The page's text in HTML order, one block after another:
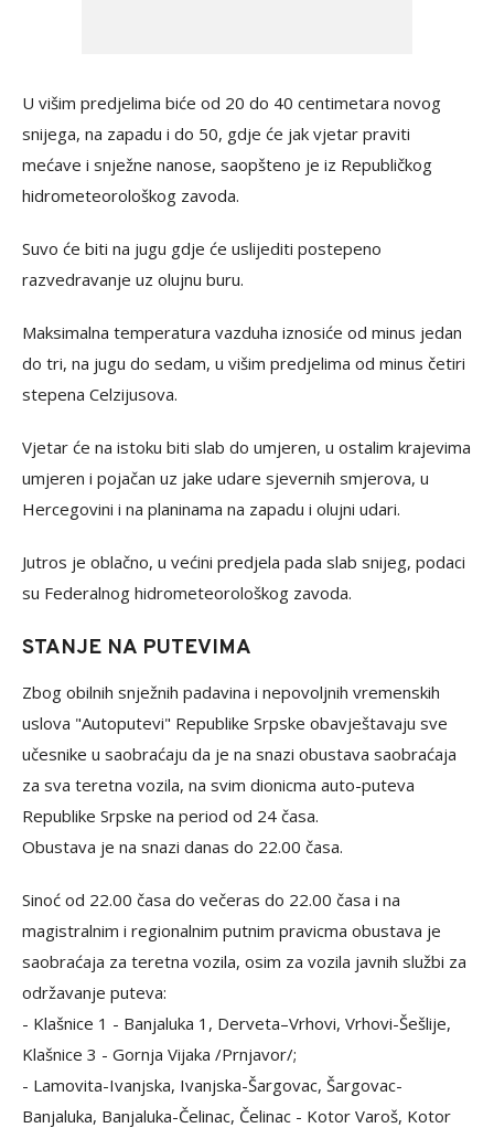
U višim predjelima biće od 20 do 40 centimetara novog
snijega, na zapadu i do 50, gdje će jak vjetar praviti
mećave i snježne nanose, saopšteno je iz Republičkog
hidrometeorološkog zavoda.
Suvo će biti na jugu gdje će uslijediti postepeno
razvedravanje uz olujnu buru.
Maksimalna temperatura vazduha iznosiće od minus jedan
do tri, na jugu do sedam, u višim predjelima od minus četiri
stepena Celzijusova.
Vjetar će na istoku biti slab do umjeren, u ostalim krajevima
umjeren i pojačan uz jake udare sjevernih smjerova, u
Hercegovini i na planinama na zapadu i olujni udari.
Jutros je oblačno, u većini predjela pada slab snijeg, podaci
su Federalnog hidrometeorološkog zavoda.
STANJE NA PUTEVIMA
Zbog obilnih snježnih padavina i nepovoljnih vremenskih
uslova "Autoputevi" Republike Srpske obavještavaju sve
učesnike u saobraćaju da je na snazi obustava saobraćaja
za sva teretna vozila, na svim dionicma auto-puteva
Republike Srpske na period od 24 časa.
Obustava je na snazi danas do 22.00 časa.
Sinoć od 22.00 časa do večeras do 22.00 časa i na
magistralnim i regionalnim putnim pravicma obustava je
saobraćaja za teretna vozila, osim za vozila javnih službi za
održavanje puteva:
- Klašnice 1 - Banjaluka 1, Derveta–Vrhovi, Vrhovi-Šešlije,
Klašnice 3 - Gornja Vijaka /Prnjavor/;
- Lamovita-Ivanjska, Ivanjska-Šargovac, Šargovac-
Banjaluka, Banjaluka-Čelinac, Čelinac - Kotor Varoš, Kotor